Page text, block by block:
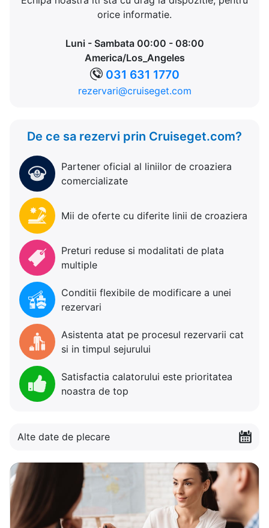
orice informatie.
Luni - Sambata 00:00 - 08:00
America/Los_Angeles
031 631 1770
rezervari@cruiseget.com
De ce sa rezervi prin Cruiseget.com?
Partener oficial al liniilor de croaziera
comercializate
Mii de oferte cu diferite linii de croaziera
Preturi reduse si modalitati de plata
multiple
Conditii flexibile de modificare a unei
rezervari
Asistenta atat pe procesul rezervarii cat
si in timpul sejurului
Satisfactia calatorului este prioritatea
noastra de top
Alte date de plecare